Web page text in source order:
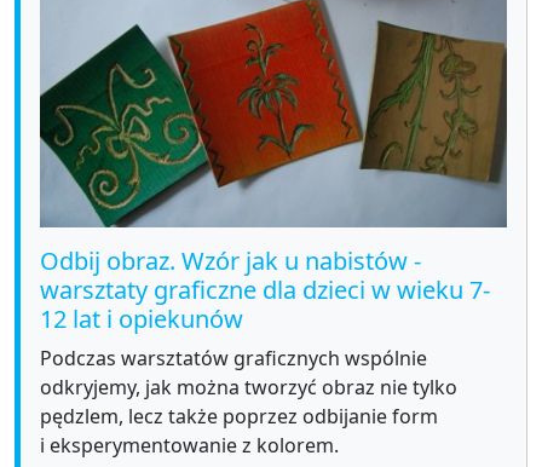
Odbij obraz. Wzór jak u nabistów -
warsztaty graficzne dla dzieci w wieku 7-
12 lat i opiekunów
Podczas warsztatów graficznych wspólnie
odkryjemy, jak można tworzyć obraz nie tylko
pędzlem, lecz także poprzez odbijanie form
i eksperymentowanie z kolorem.